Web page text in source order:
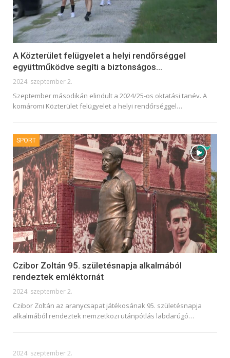
A Közterület felügyelet a helyi rendőrséggel
együttműködve segíti a biztonságos…
2024. szeptember 2.
Szeptember másodikán elindult a 2024/25-os oktatási tanév. A
komáromi Közterület felügyelet a helyi rendőrséggel…
SPORT
Czibor Zoltán 95. születésnapja alkalmából
rendeztek emléktornát
2024. szeptember 2.
Czibor Zoltán az aranycsapat játékosának 95. születésnapja
alkalmából rendeztek nemzetközi utánpótlás labdarúgó…
2024. szeptember 2.